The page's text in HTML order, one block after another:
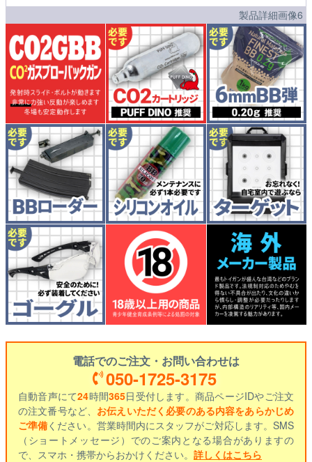
製品詳細画像6
電話でのご注文・お問い合わせは
050-1725-3175
自動音声にて24時間365日受付します。商品ページIDやご注文
の注文番号など、 お伝えいただく必要のある内容をあらかじめ
ご準備ください。営業時間内にスタッフがご対応します。SMS
（ショートメッセージ）でのご案内となる場合がありますの
で、スマホ・携帯からおかけください。 詳しくはこちら